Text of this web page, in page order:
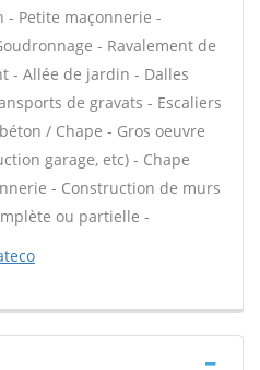
- Petite maçonnerie -
- Ravalement de
- Allée de jardin - Dalles
de gravats - Escaliers
/ Chape - Gros oeuvre
garage, etc) - Chape
- Construction de murs
ou partielle -